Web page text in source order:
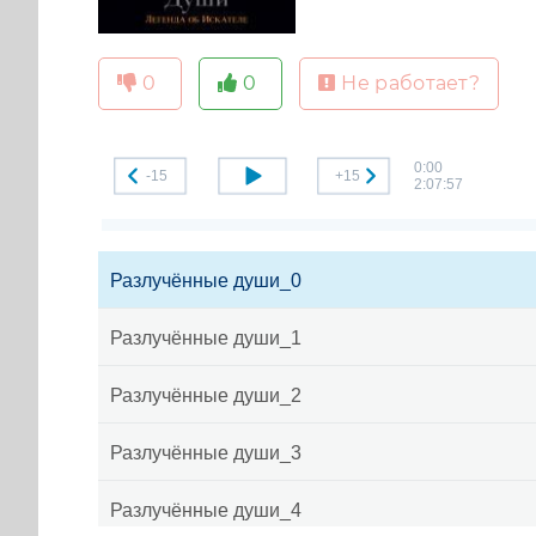
0 0 Не работает?
-15 +15
0:00
2:07:57
Разлучённые души_0
Разлучённые души_1
Разлучённые души_2
Разлучённые души_3
Разлучённые души_4